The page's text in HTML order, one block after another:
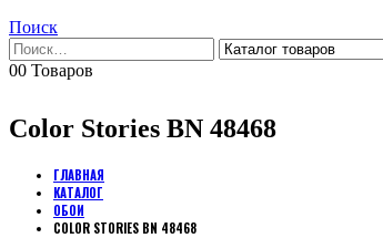
Поиск
00 Товаров
Color Stories BN 48468
ГЛАВНАЯ
КАТАЛОГ
ОБОИ
COLOR STORIES BN 48468